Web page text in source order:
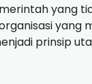
yang
yang
prinsip